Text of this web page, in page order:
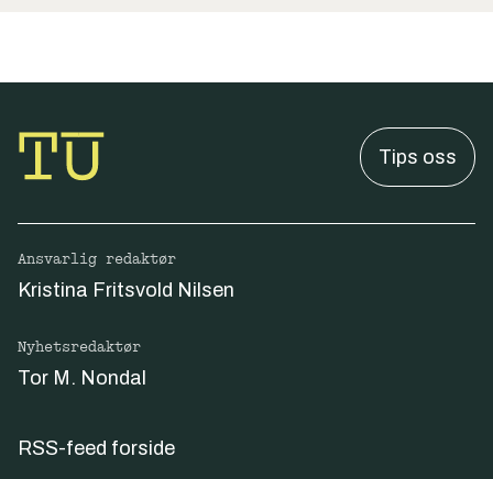
Tips oss
Ansvarlig redaktør
Kristina Fritsvold Nilsen
Nyhetsredaktør
Tor M. Nondal
RSS-feed forside